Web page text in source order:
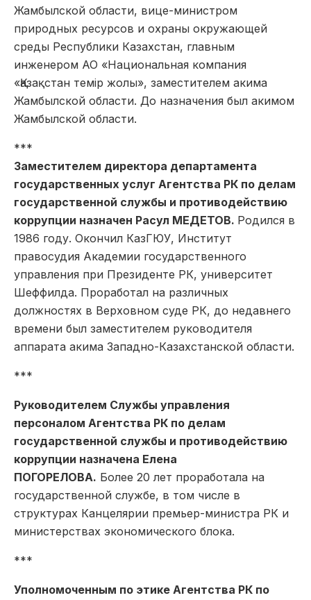
Жамбылской области, вице-министром
природных ресурсов и охраны окружающей
среды Республики Казахстан, главным
инженером АО «Национальная компания
«Қазақстан темір жолы», заместителем акима
Жамбылской области. До назначения был акимом
Жамбылской области.
***
Заместителем директора департамента
государственных услуг Агентства РК по делам
государственной службы и противодействию
коррупции назначен Расул МЕДЕТОВ. Родился в
1986 году. Окончил КазГЮУ, Институт
правосудия Академии государственного
управления при Президенте РК, университет
Шеффилда. Проработал на различных
должностях в Верховном суде РК, до недавнего
времени был заместителем руководителя
аппарата акима Западно-Казахстанской области.
***
Руководителем Службы управления
персоналом Агентства РК по делам
государственной службы и противодействию
коррупции назначена Елена
ПОГОРЕЛОВА. Более 20 лет проработала на
государственной службе, в том числе в
структурах Канцелярии премьер-министра РК и
министерствах экономического блока.
***
Уполномоченным по этике Агентства РК по